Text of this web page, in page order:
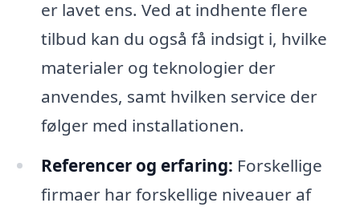
er lavet ens. Ved at indhente flere
tilbud kan du også få indsigt i, hvilke
materialer og teknologier der
anvendes, samt hvilken service der
følger med installationen.
Referencer og erfaring: Forskellige
firmaer har forskellige niveauer af